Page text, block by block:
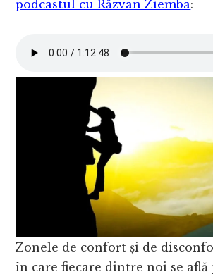
podcastul cu Răzvan Ziemba:
Zonele de confort și de
în care fiecare dintre noi se află